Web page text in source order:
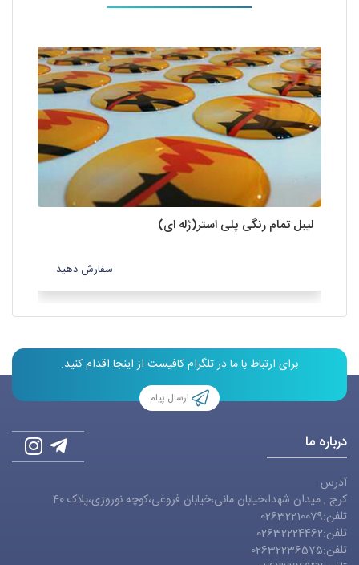
لیبل تمام رنگی پلی استر(ژله ای)
سفارش دهید
برای ارتباط با ما در تلگرام کافیست از اینجا اقدام کنید.
ارسال پیام
درباره ما
آدرس:
کرج , میدان شهدا،خیابان مانی،خیابان فروغی،کوچه نوروزی،پلاک 40
تلفن:02632210079
تلفن:02632224462
تلفن:02632236575